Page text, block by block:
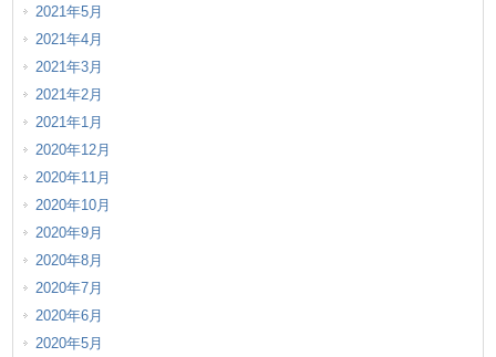
2021年5月
2021年4月
2021年3月
2021年2月
2021年1月
2020年12月
2020年11月
2020年10月
2020年9月
2020年8月
2020年7月
2020年6月
2020年5月